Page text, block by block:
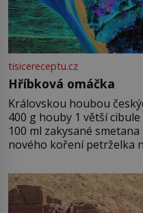
tisicereceptu.cz
Hříbková omáčka
Královskou houbou českých
400 g houby 1 větší
100 ml zakysané
nového koření petrželka